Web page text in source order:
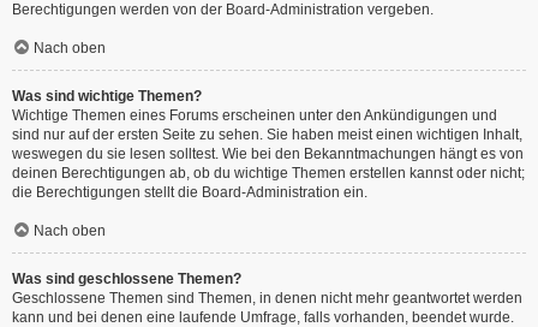
Berechtigungen werden von der Board-Administration vergeben.
Nach oben
Was sind wichtige Themen?
Wichtige Themen eines Forums erscheinen unter den Ankündigungen und
sind nur auf der ersten Seite zu sehen. Sie haben meist einen wichtigen Inhalt,
weswegen du sie lesen solltest. Wie bei den Bekanntmachungen hängt es von
deinen Berechtigungen ab, ob du wichtige Themen erstellen kannst oder nicht;
die Berechtigungen stellt die Board-Administration ein.
Nach oben
Was sind geschlossene Themen?
Geschlossene Themen sind Themen, in denen nicht mehr geantwortet werden
kann und bei denen eine laufende Umfrage, falls vorhanden, beendet wurde.